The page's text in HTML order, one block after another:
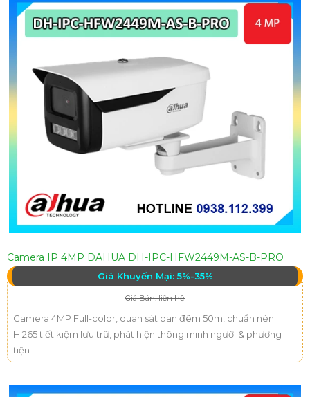
Camera IP 4MP DAHUA DH-IPC-HFW2449M-AS-B-PRO
Giá Khuyến Mại: 5%-35%
Giá Bán: liên hệ
Camera 4MP Full-color, quan sát ban đêm 50m, chuẩn nén
H.265 tiết kiệm lưu trữ, phát hiện thông minh người & phương
tiện